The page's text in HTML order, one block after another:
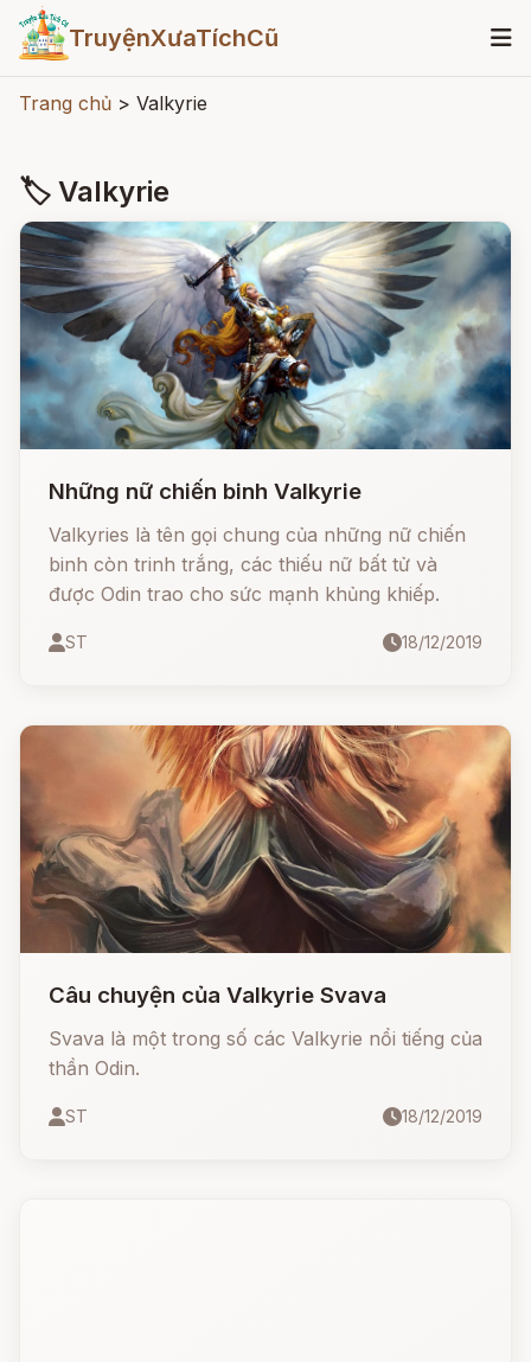
TruyệnXưaTíchCũ
Trang chủ > Valkyrie
🏷 Valkyrie
Những nữ chiến binh Valkyrie
Valkyries là tên gọi chung của những nữ chiến
binh còn trinh trắng, các thiếu nữ bất tử và
được Odin trao cho sức mạnh khủng khiếp.
ST 18/12/2019
Câu chuyện của Valkyrie Svava
Svava là một trong số các Valkyrie nổi tiếng của
thần Odin.
ST 18/12/2019